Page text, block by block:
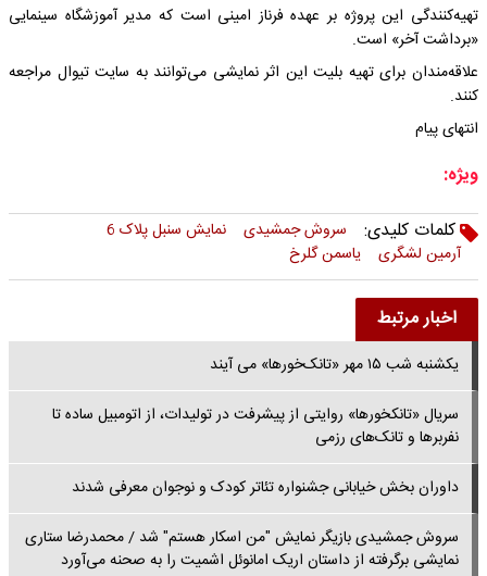
تهیه‌کنندگی این پروژه بر عهده فرناز امینی است که مدیر آموزشگاه سینمایی
«برداشت آخر» است.
علاقه‌مندان برای تهیه بلیت این اثر نمایشی می‌توانند به سایت تیوال مراجعه
کنند.
انتهای پیام
ویژه:
کلمات کلیدی:
سروش جمشیدی
نمایش سنبل پلاک 6
آرمین لشگری
یاسمن گلرخ
اخبار مرتبط
یکشنبه شب ۱۵ مهر «تانک‌خورها» می آیند
سریال «تانکخورها» روایتی از پیشرفت در تولیدات، از اتومبیل ساده تا
نفربرها و تانک‌های رزمی
داوران بخش خیابانی جشنواره تئاتر کودک و نوجوان معرفی شدند
سروش جمشیدی بازیگر نمایش "من اسکار هستم" شد / محمدرضا ستاری
نمایشی برگرفته از داستان اریک امانوئل اشمیت را به صحنه می‌آورد